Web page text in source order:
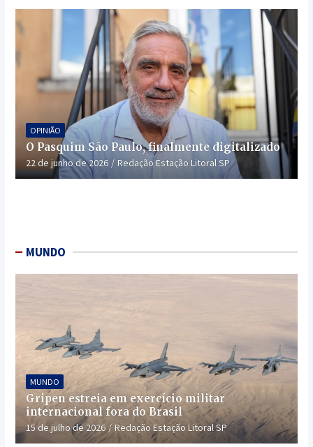
OPINIÃO
O Pasquim São Paulo, finalmente digitalizado
22 de junho de 2026 Redação Estação Litoral SP
MUNDO
MUNDO
Gripen estreia em exercício militar
internacional fora do Brasil
15 de julho de 2026 Redação Estação Litoral SP